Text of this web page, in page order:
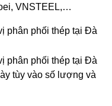
VNSTEEL,…
phân phối thép tại Đà
phân phối thép tại Đà
tùy vào số lượng và